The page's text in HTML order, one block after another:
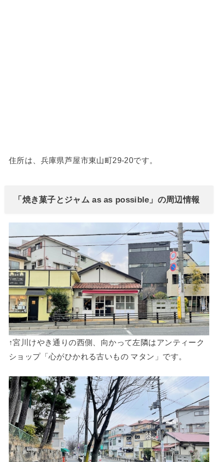
住所は、兵庫県芦屋市東山町29-20です。
「焼き菓子とジャム as as possible」の周辺情報
↑宮川けやき通りの西側、向かって左隣はアンティーク
ショップ「心がひかれる古いもの マタン」です。